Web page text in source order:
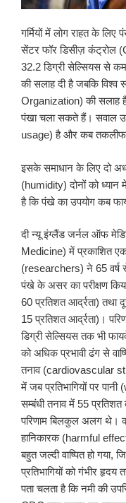
गर्मियों में लोग राहत के
सेंटर फॉर डिसीज़ कंट्रोल
32.2 डिग्री सेल्सियस से
की सलाह दी है जबकि
Organization) की सलाह
पंखा चला सकते हैं। सवाल
usage) है और कब
इसके समाधान के लिए दो
(humidity) दोनों को ध्यान
है कि पंखे का उपयोग कब
दी न्यू इंग्लैंड जर्नल ऑफ
Medicine) में प्रकाशित
(researchers) ने 65 वर्ष
पंखे के असर का परीक्षण
60 प्रतिशत आर्द्रता) तथा
15 प्रतिशत आर्द्रता)।
डिग्री सेल्सियस तक भी
को अधिक प्रभावी ढंग से
तनाव (cardiovascular
में जब प्रतिभागियों पर
सम्बंधी तनाव में 55
परिणाम बिलकुल अलग थे।
हानिकारक (harmful
बहुत जल्दी वाष्पित हो
प्रतिभागियों को गंभीर
पता चलता है कि नमी की